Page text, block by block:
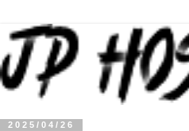
2025/04/26